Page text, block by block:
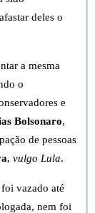
deles o
a mesma
o
e
Bolsonaro,
de pessoas
, vulgo Lula.
vazado até
nem foi